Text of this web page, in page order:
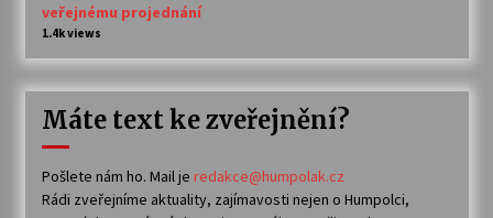
veřejnému projednání
1.4k views
Máte text ke zveřejnění?
Pošlete nám ho. Mail je redakce@humpolak.cz
Rádi zveřejníme aktuality, zajímavosti nejen o Humpolci,